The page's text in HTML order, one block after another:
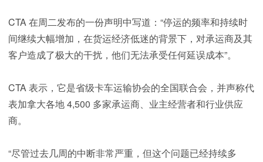
CTA 在周二发布的一份声明中写道：“停运的频率和持续时
间继续大幅增加，在货运经济低迷的背景下，对承运商及其
客户造成了极大的干扰，他们无法承受任何延误成本”。
CTA 表示，它是省级卡车运输协会的全国联合会，并声称代
表加拿大各地 4,500 多家承运商、业主经营者和行业供应
商。
“尽管过去几周的中断非常严重，但这个问题已经持续多